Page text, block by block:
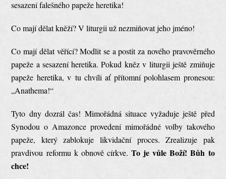
sesazení falešného papeže heretika!
Co mají dělat kněží? V liturgii už nezmiňovat jeho jméno!
Co mají dělat věřící? Modlit se a postit za nového pravověrného
papeže a sesazení heretika. Pokud kněz v liturgii ještě zmiňuje
papeže heretika, v tu chvíli ať přítomní polohlasem pronesou:
„Anathema!“
Tyto dny dozrál čas! Mimořádná situace vyžaduje ještě před
Synodou o Amazonce provedení mimořádné volby takového
papeže, který zablokuje likvidační proces. Zrealizuje pak
pravdivou reformu k obnově církve. To je vůle Boží! Bůh to
chce!